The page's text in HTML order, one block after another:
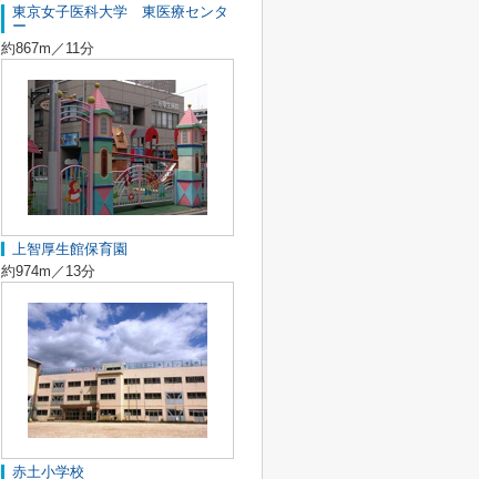
東京女子医科大学 東医療センタ
ー
約867m／11分
上智厚生館保育園
約974m／13分
赤土小学校